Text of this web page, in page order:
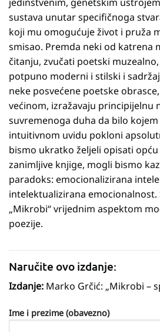
sustava unutar specifičnoga
koji mu omogućuje život i pruža
smisao. Premda neki od katrena
čitanju, zvučati poetski
potpuno moderni i stilski i
neke posvećene poetske
većinom, izražavaju principijelnu
suvremenoga duha da bilo
intuitivnom uvidu pokloni
bismo ukratko željeli opisati
zanimljive knjige, mogli bismo
paradoks: emocionalizirana
intelektualizirana
„Mikrobi“ vrijednim aspektom
poezije.
Naručite ovo izdanje:
Izdanje: Marko Grčić: „Mikrobi –
Ime i prezime (obavezno)